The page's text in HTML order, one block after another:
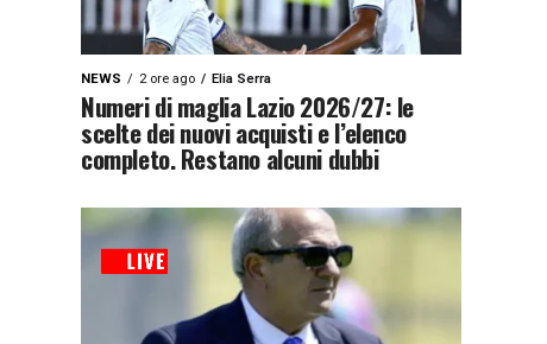
NEWS 2 ore ago Elia Serra
Numeri di maglia Lazio 2026/27: le
scelte dei nuovi acquisti e l’elenco
completo. Restano alcuni dubbi